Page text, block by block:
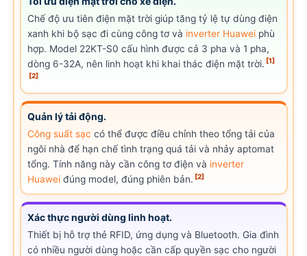
Chế độ ưu tiên điện mặt trời giúp tăng tỷ lệ tự dùng điện
xanh khi bộ sạc đi cùng công tơ và inverter Huawei phù
hợp. Model 22KT-S0 cấu hình được cả 3 pha và 1 pha,
dòng 6-32A, nên linh hoạt khi khai thác điện mặt trời. [1]
[2]
Quản lý tải động.
Công suất sạc có thể được điều chỉnh theo tổng tải của
ngôi nhà để hạn chế tình trạng quá tải và nhảy aptomat
tổng. Tính năng này cần công tơ điện và inverter
Huawei đúng model, đúng phiên bản. [2]
Xác thực người dùng linh hoạt.
Thiết bị hỗ trợ thẻ RFID, ứng dụng và Bluetooth. Gia đình
có nhiều người dùng hoặc cần cấp quyền sạc cho người